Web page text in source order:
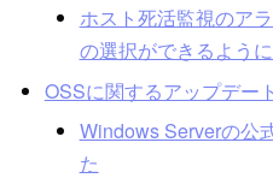
ホスト死活監視のア
の選択ができるよう
OSSに関するアップデート
Windows Serverの公
た